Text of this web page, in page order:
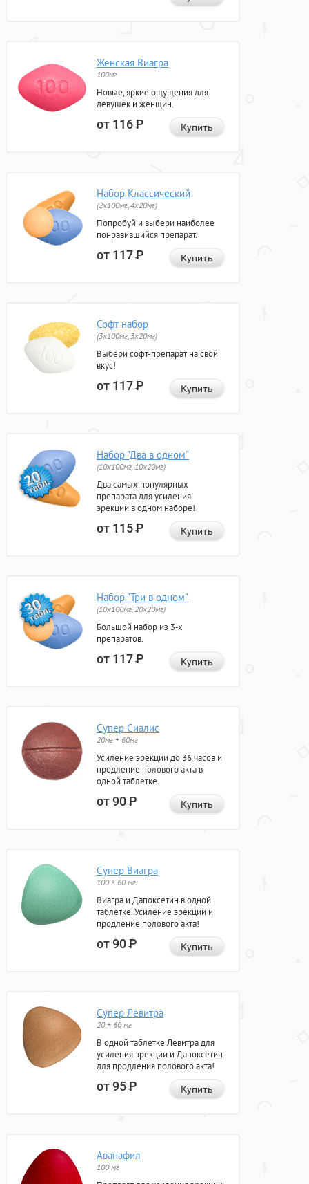
Женская Виагра
100мг
Новые, яркие ощущения для
девушек и женщин.
от 116Р Купить
Набор Классический
(2x100мг, 4x20мг)
Попробуй и выбери наиболее
понравившийся препарат.
от 117Р Купить
Софт набор
(3x100мг, 3x20мг)
Выбери софт-препарат на свой
вкус!
от 117Р Купить
Набор "Два в одном"
(10x100мг, 10x20мг)
Два самых популярных
препарата для усиления
эрекции в одном наборе!
от 115Р Купить
Набор "Три в одном"
(10x100мг, 20x20мг)
Большой набор из 3-х
препаратов.
от 117Р Купить
Супер Сиалис
20мг + 60мг
Усиление эрекции до 36 часов и
продление полового акта в
одной таблетке.
от 90Р Купить
Супер Виагра
100 + 60 мг
Виагра и Дапоксетин в одной
таблетке. Усиление эрекции и
продление полового акта!
от 90Р Купить
Супер Левитра
20 + 60 мг
В одной таблетке Левитра для
усиления эрекции и Дапоксетин
для продления полового акта!
от 95Р Купить
Аванафил
100 мг